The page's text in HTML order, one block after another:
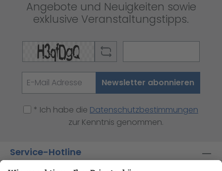
Angebote und Neuigkeiten sowie
exklusive Veranstaltungstipps.
Newsletter abonnieren
* Ich habe die Datenschutzbestimmungen
zur Kenntnis genommen.
Service-Hotline